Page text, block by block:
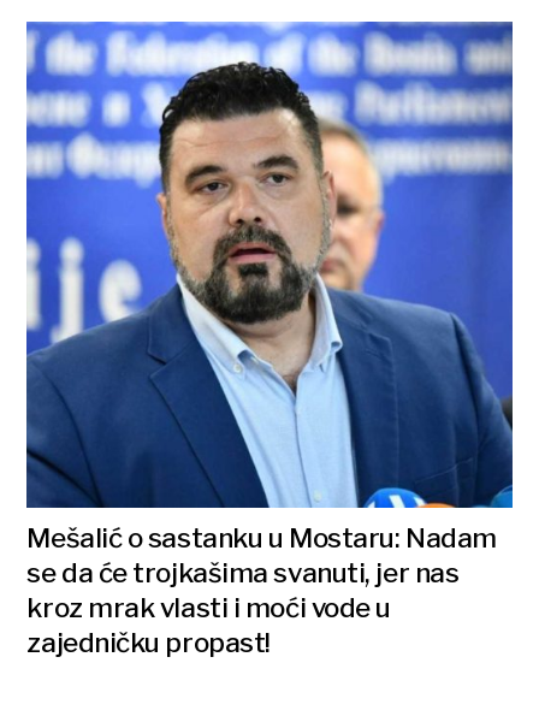
Mešalić o sastanku u Mostaru: Nadam
se da će trojkašima svanuti, jer nas
kroz mrak vlasti i moći vode u
zajedničku propast!